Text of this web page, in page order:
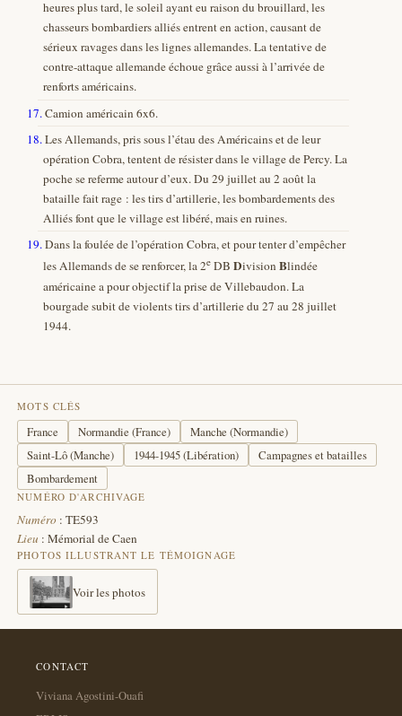
heures plus tard, le soleil ayant eu raison du brouillard, les
chasseurs bombardiers alliés entrent en action, causant de
sérieux ravages dans les lignes allemandes. La tentative de
contre-attaque allemande échoue grâce aussi à l’arrivée de
renforts américains.
17.Camion américain 6x6.
18.Les Allemands, pris sous l’étau des Américains et de leur
opération Cobra, tentent de résister dans le village de Percy. La
poche se referme autour d’eux. Du 29 juillet au 2 août la
bataille fait rage : les tirs d’artillerie, les bombardements des
Alliés font que le village est libéré, mais en ruines.
19.Dans la foulée de l’opération Cobra, et pour tenter d’empêcher
les Allemands de se renforcer, la 2eDB Division Blindée
américaine a pour objectif la prise de Villebaudon. La
bourgade subit de violents tirs d’artillerie du 27 au 28 juillet
1944.
MOTS CLÉS
France Normandie (France)
Manche (Normandie)
Saint-Lô (Manche)
1944-1945 (Libération)
Campagnes et batailles
Bombardement
NUMÉRO D'ARCHIVAGE
Numéro : TE593
Lieu : Mémorial de Caen
PHOTOS ILLUSTRANT LE TÉMOIGNAGE
Voir les photos
CONTACT
Viviana Agostini-Ouafi